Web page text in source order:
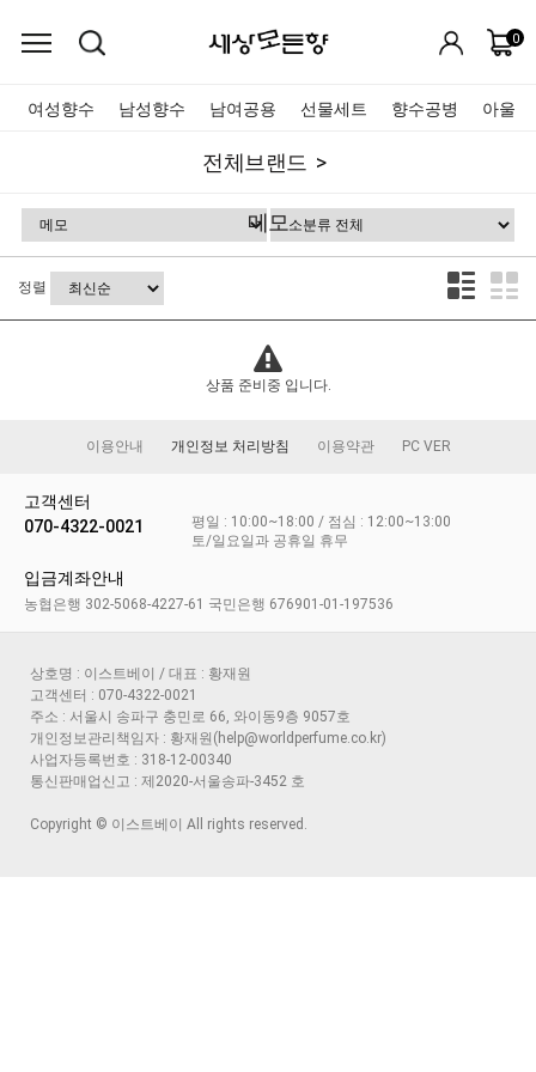
0
여성향수 남성향수 남여공용 선물세트 향수공병 아울렛
전체브랜드
메모
정렬
상품 준비중 입니다.
이용안내 개인정보 처리방침 이용약관 PC VER
고객센터
070-4322-0021
평일 : 10:00~18:00 / 점심 : 12:00~13:00
토/일요일과 공휴일 휴무
입금계좌안내
농협은행 302-5068-4227-61 국민은행 676901-01-197536
상호명 : 이스트베이 / 대표 : 황재원
고객센터 : 070-4322-0021
주소 : 서울시 송파구 충민로 66, 와이동9층 9057호
개인정보관리책임자 : 황재원(help@worldperfume.co.kr)
사업자등록번호 : 318-12-00340
통신판매업신고 : 제2020-서울송파-3452 호
Copyright © 이스트베이 All rights reserved.